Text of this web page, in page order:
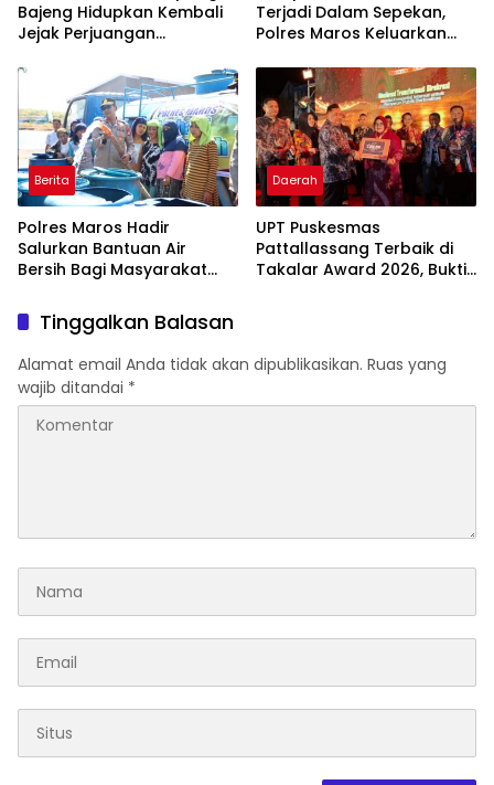
Bajeng Hidupkan Kembali
Jejak Perjuangan
Wabup Takalar: Apresiasi
Bahwa Sejarah Adalah
Warisan yang Tak Ternilai”.
Terjadi Dalam Sepekan,
Polres Maros Keluarkan
Masyarakat
Berita
Polres Maros Hadir
Salurkan Bantuan Air
Bersih Bagi Masyarakat
Di Maros
Daerah
UPT Puskesmas
Pattallassang Terbaik di
Takalar Award 2026, Bukti
Tinggalkan Balasan
Alamat email Anda tidak akan dipublikasikan. Ruas yang
wajib ditandai *